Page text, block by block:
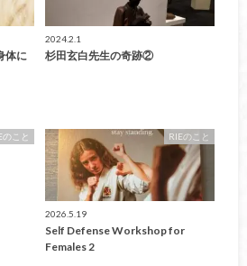
体に
2024.2.1
杉田玄白先生の奇跡②
のこと RIEのこと
2026.5.19
Self Defense Workshop for
Females 2